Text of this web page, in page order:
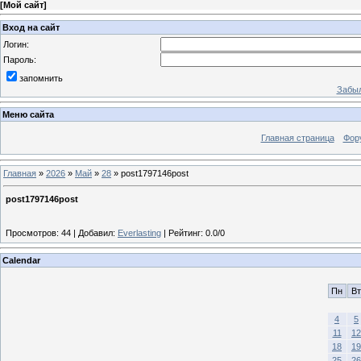
[Мой сайт]
Вход на сайт
Логин:
Пароль:
запомнить
Меню сайта
Главная страница
Главная » 2026 » Май » 28 » post1797146post
post1797146post
Просмотров: 44 | Добавил: Everlasting | Рейтинг: 0.0/0
Calendar
Пн Вт
4
5
11
12
18
19